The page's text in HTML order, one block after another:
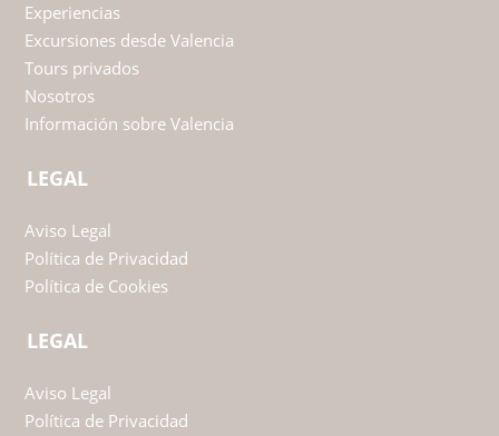
Experiencias
Excursiones desde Valencia
Tours privados
Nosotros
Información sobre Valencia
LEGAL
Aviso Legal
Política de Privacidad
Política de Cookies
LEGAL
Aviso Legal
Política de Privacidad